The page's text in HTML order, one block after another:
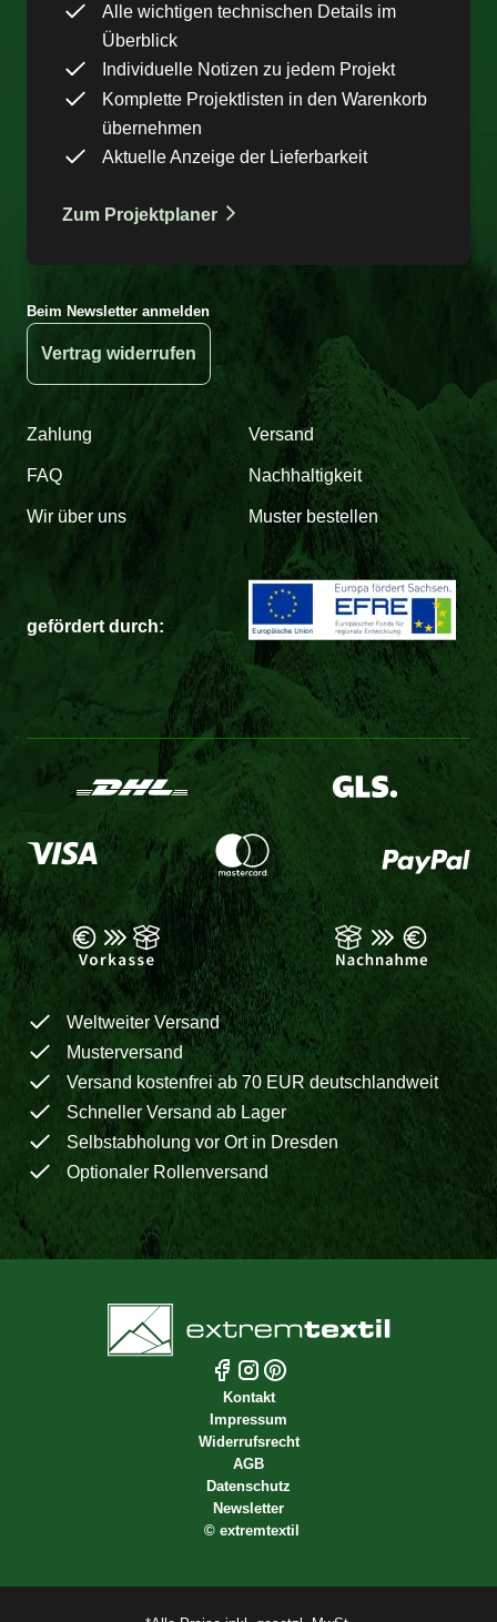
Alle wichtigen technischen Details im
Überblick
Individuelle Notizen zu jedem Projekt
Komplette Projektlisten in den Warenkorb
übernehmen
Aktuelle Anzeige der Lieferbarkeit
Zum Projektplaner
Beim Newsletter anmelden
Vertrag widerrufen
Zahlung Versand
FAQ Nachhaltigkeit
Wir über uns Muster bestellen
gefördert durch:
Weltweiter Versand
Musterversand
Versand kostenfrei ab 70 EUR deutschlandweit
Schneller Versand ab Lager
Selbstabholung vor Ort in Dresden
Optionaler Rollenversand
Kontakt
Impressum
Widerrufsrecht
AGB
Datenschutz
Newsletter
© extremtextil